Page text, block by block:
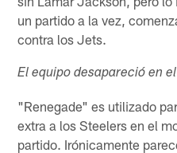
un partido a la vez,
contra los Jets.
El equipo desapareció en
"Renegade" es utilizado
extra a los Steelers en el
partido. Irónicamente